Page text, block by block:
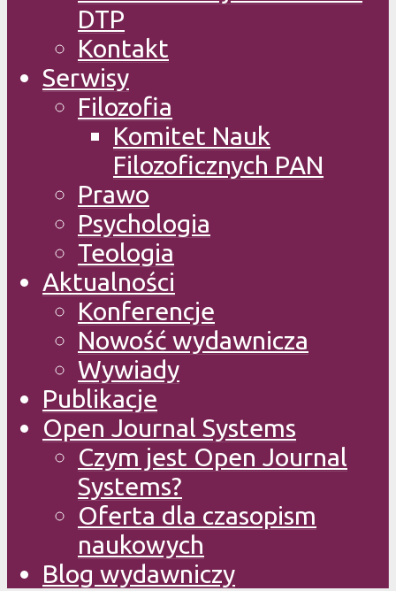
DTP
Kontakt
Serwisy
Filozofia
Komitet Nauk
Filozoficznych PAN
Prawo
Psychologia
Teologia
Aktualności
Konferencje
Nowość wydawnicza
Wywiady
Publikacje
Open Journal Systems
Czym jest Open Journal
Systems?
Oferta dla czasopism
naukowych
Blog wydawniczy